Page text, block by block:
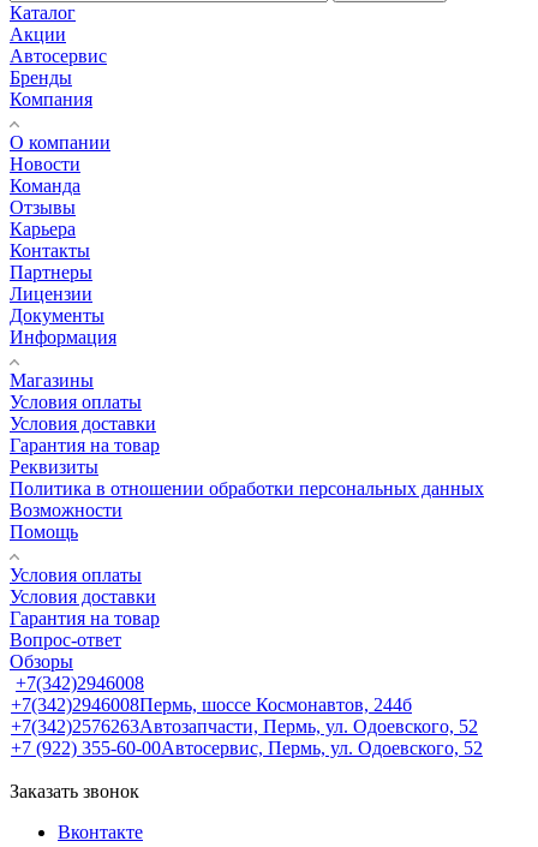
Каталог
Акции
Автосервис
Бренды
Компания
О компании
Новости
Команда
Отзывы
Карьера
Контакты
Партнеры
Лицензии
Документы
Информация
Магазины
Условия оплаты
Условия доставки
Гарантия на товар
Реквизиты
Политика в отношении обработки персональных данных
Возможности
Помощь
Условия оплаты
Условия доставки
Гарантия на товар
Вопрос-ответ
Обзоры
+7(342)2946008
+7(342)2946008Пермь, шоссе Космонавтов, 244б
+7(342)2576263Автозапчасти, Пермь, ул. Одоевского, 52
+7 (922) 355-60-00Автосервис, Пермь, ул. Одоевского, 52
Заказать звонок
Вконтакте